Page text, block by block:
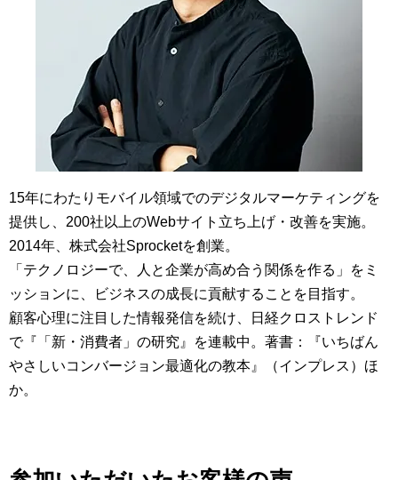
15年にわたりモバイル領域でのデジタルマーケティングを
提供し、200社以上のWebサイト立ち上げ・改善を実施。
2014年、株式会社Sprocketを創業。
「テクノロジーで、人と企業が高め合う関係を作る」をミ
ッションに、ビジネスの成長に貢献することを目指す。
顧客心理に注目した情報発信を続け、日経クロストレンド
で『「新・消費者」の研究』を連載中。著書：『いちばん
やさしいコンバージョン最適化の教本』（インプレス）ほ
か。